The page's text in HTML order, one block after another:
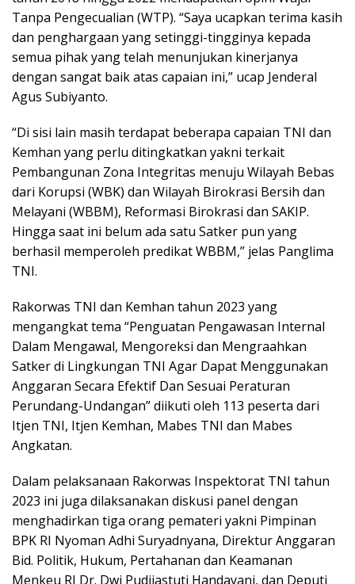
Tanpa Pengecualian (WTP). “Saya ucapkan terima kasih
dan penghargaan yang setinggi-tingginya kepada
semua pihak yang telah menunjukan kinerjanya
dengan sangat baik atas capaian ini,” ucap Jenderal
Agus Subiyanto.
“Di sisi lain masih terdapat beberapa capaian TNI dan
Kemhan yang perlu ditingkatkan yakni terkait
Pembangunan Zona Integritas menuju Wilayah Bebas
dari Korupsi (WBK) dan Wilayah Birokrasi Bersih dan
Melayani (WBBM), Reformasi Birokrasi dan SAKIP.
Hingga saat ini belum ada satu Satker pun yang
berhasil memperoleh predikat WBBM,” jelas Panglima
TNI.
Rakorwas TNI dan Kemhan tahun 2023 yang
mengangkat tema “Penguatan Pengawasan Internal
Dalam Mengawal, Mengoreksi dan Mengraahkan
Satker di Lingkungan TNI Agar Dapat Menggunakan
Anggaran Secara Efektif Dan Sesuai Peraturan
Perundang-Undangan” diikuti oleh 113 peserta dari
Itjen TNI, Itjen Kemhan, Mabes TNI dan Mabes
Angkatan.
Dalam pelaksanaan Rakorwas Inspektorat TNI tahun
2023 ini juga dilaksanakan diskusi panel dengan
menghadirkan tiga orang pemateri yakni Pimpinan
BPK RI Nyoman Adhi Suryadnyana, Direktur Anggaran
Bid. Politik, Hukum, Pertahanan dan Keamanan
Menkeu RI Dr. Dwi Pudjiastuti Handayani, dan Deputi